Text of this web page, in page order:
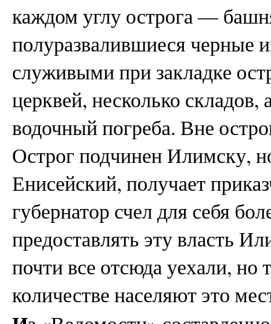
каждом углу острога —
полуразвалившиеся черные
служивыми при закладке
церквей, несколько
водочный погреба. Вне
Острог подчинен Илимску,
Енисейский, получает
губернатор счел для себя
предоставлять эту власть
почти все отсюда уехали,
количестве населяют это